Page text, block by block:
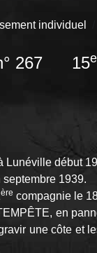
individuel
267 15e
Lunéville début
septembre 1939.
ère compagnie le
en
une côte et